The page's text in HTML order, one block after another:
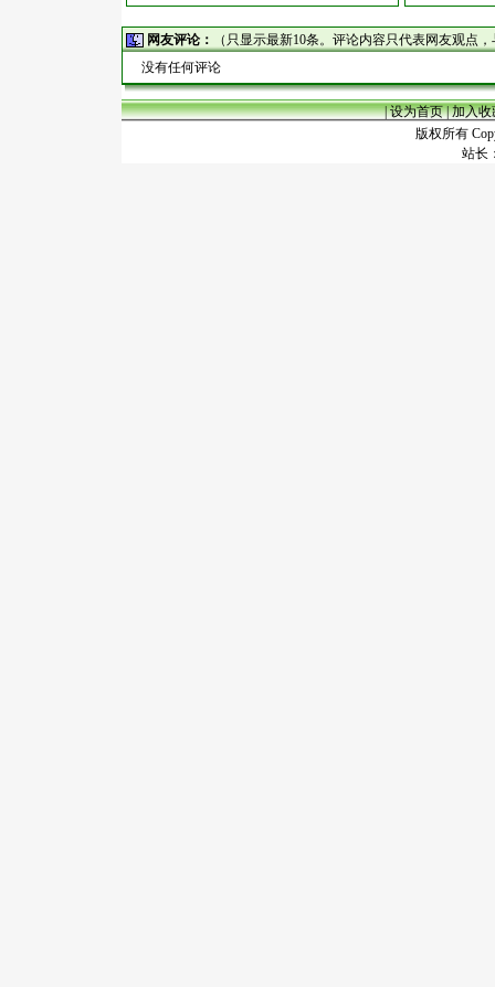
网友评论：
（只显示最新10条。评论内容只代表网友观点
没有任何评论
|设为首页|加入收
版权所有
站长